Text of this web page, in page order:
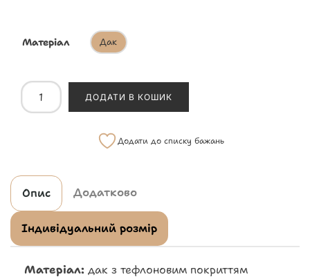
Матеріал Дак
ДОДАТИ В КОШИК
Додати до списку бажань
Опис Додатково
Індивідуальний розмір
Матеріал: дак з тефлоновим покриттям